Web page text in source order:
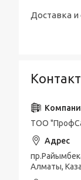
Доставка и
ТОО
Алматы,